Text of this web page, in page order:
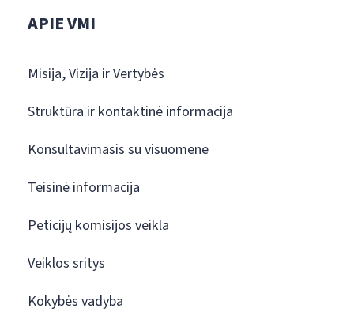
APIE VMI
Misija, Vizija ir Vertybės
Struktūra ir kontaktinė informacija
Konsultavimasis su visuomene
Teisinė informacija
Peticijų komisijos veikla
Veiklos sritys
Kokybės vadyba